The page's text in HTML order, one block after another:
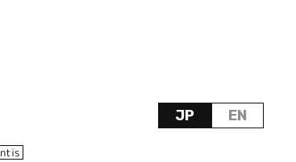
JP EN